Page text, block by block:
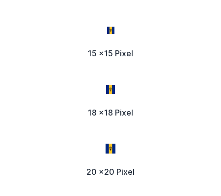
15 x15 Pixel
18 x18 Pixel
20 x20 Pixel